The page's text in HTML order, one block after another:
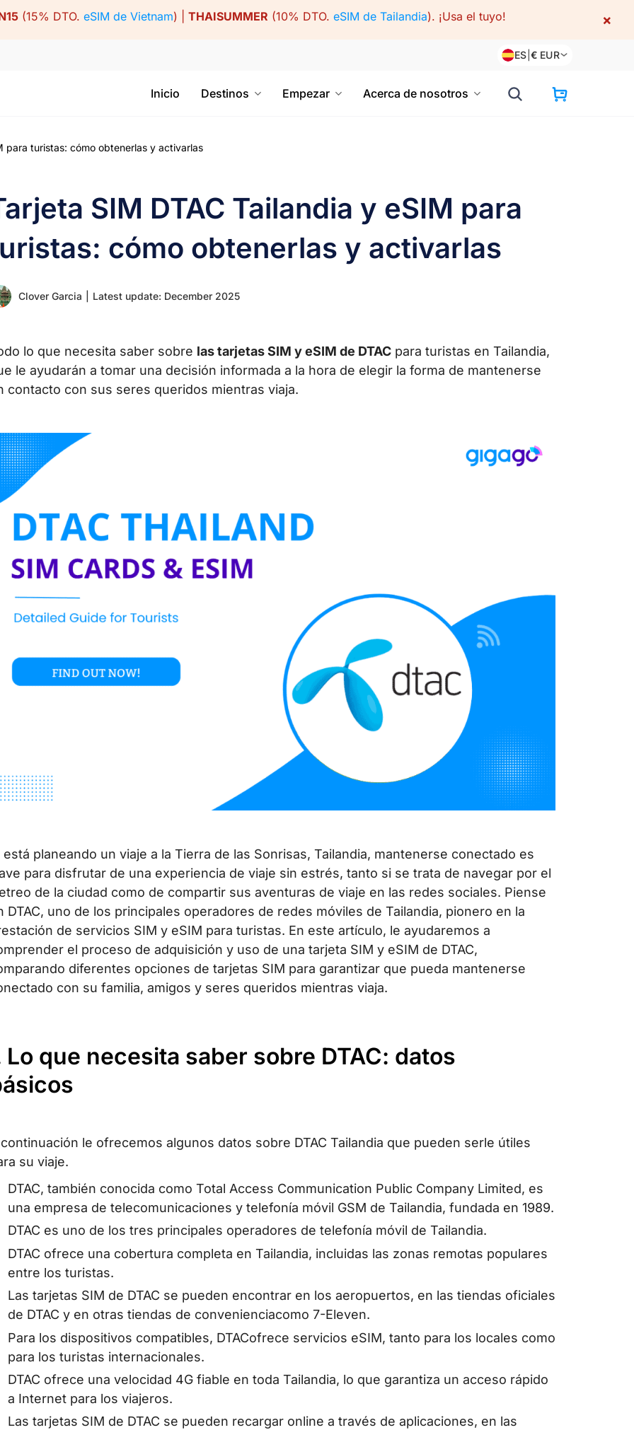
(15% DTO. eSIM de Vietnam) | THAISUMMER (10% DTO. eSIM de Tailandia). ¡Usa el tuyo! ×
ES |€ EUR
Inicio Destinos Empezar Acerca de nosotros
para turistas: cómo obtenerlas y activarlas
SIM DTAC Tailandia y eSIM para
cómo obtenerlas y activarlas
Clover Garcia Latest update: December 2025
lo que necesita saber sobre las tarjetas SIM y eSIM de DTAC para turistas en Tailandia,
le ayudarán a tomar una decisión informada a la hora de elegir la forma de mantenerse
contacto con sus seres queridos mientras viaja.
está planeando un viaje a la Tierra de las Sonrisas, Tailandia, mantenerse conectado es
para disfrutar de una experiencia de viaje sin estrés, tanto si se trata de navegar por el
de la ciudad como de compartir sus aventuras de viaje en las redes sociales. Piense
DTAC, uno de los principales operadores de redes móviles de Tailandia, pionero en la
de servicios SIM y eSIM para turistas. En este artículo, le ayudaremos a
el proceso de adquisición y uso de una tarjeta SIM y eSIM de DTAC,
diferentes opciones de tarjetas SIM para garantizar que pueda mantenerse
con su familia, amigos y seres queridos mientras viaja.
Lo que necesita saber sobre DTAC: datos
le ofrecemos algunos datos sobre DTAC Tailandia que pueden serle útiles
su viaje.
DTAC, también conocida como Total Access Communication Public Company Limited, es
una empresa de telecomunicaciones y telefonía móvil GSM de Tailandia, fundada en 1989.
DTAC es uno de los tres principales operadores de telefonía móvil de Tailandia.
DTAC ofrece una cobertura completa en Tailandia, incluidas las zonas remotas populares
entre los turistas.
Las tarjetas SIM de DTAC se pueden encontrar en los aeropuertos, en las tiendas oficiales
de DTAC y en otras tiendas de convenienciacomo 7-Eleven.
Para los dispositivos compatibles, DTACofrece servicios eSIM, tanto para los locales como
para los turistas internacionales.
DTAC ofrece una velocidad 4G fiable en toda Tailandia, lo que garantiza un acceso rápido
a Internet para los viajeros.
Las tarjetas SIM de DTAC se pueden recargar online a través de aplicaciones, en las